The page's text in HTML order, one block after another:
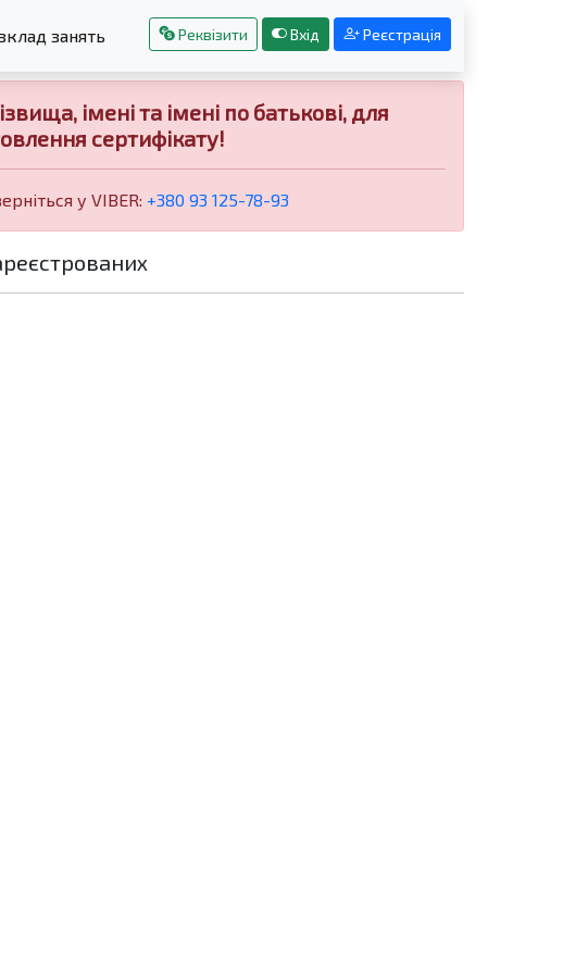
занять Реквізити Вхід Реєстрація
імені та імені по батькові, для
сертифікату!
у VIBER: +380 93 125-78-93